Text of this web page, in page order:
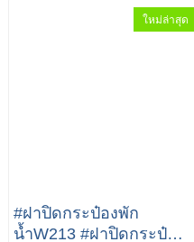
ใหม่ล่าสุด
#ฝาปิดกระป๋องพัก
น้ำW213 #ฝาปิดกระป๋อง